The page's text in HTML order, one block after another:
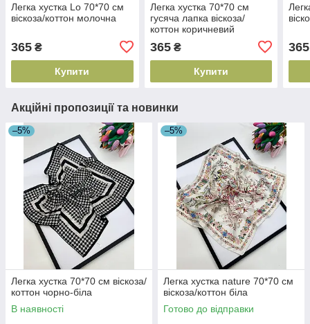
Легка хустка Lo 70*70 см
віскоза/коттон молочна
365 ₴
Купити
Легка хустка 70*70 см
гусяча лапка віскоза/
коттон коричневий
365₴
Купити
365
Акційні пропозиції та новинки
–5%
Легка хустка 70*70 см віскоза/
коттон чорно-біла
В наявності
–5%
Легка хустка nature 70*70 см
віскоза/коттон біла
Готово до відправки